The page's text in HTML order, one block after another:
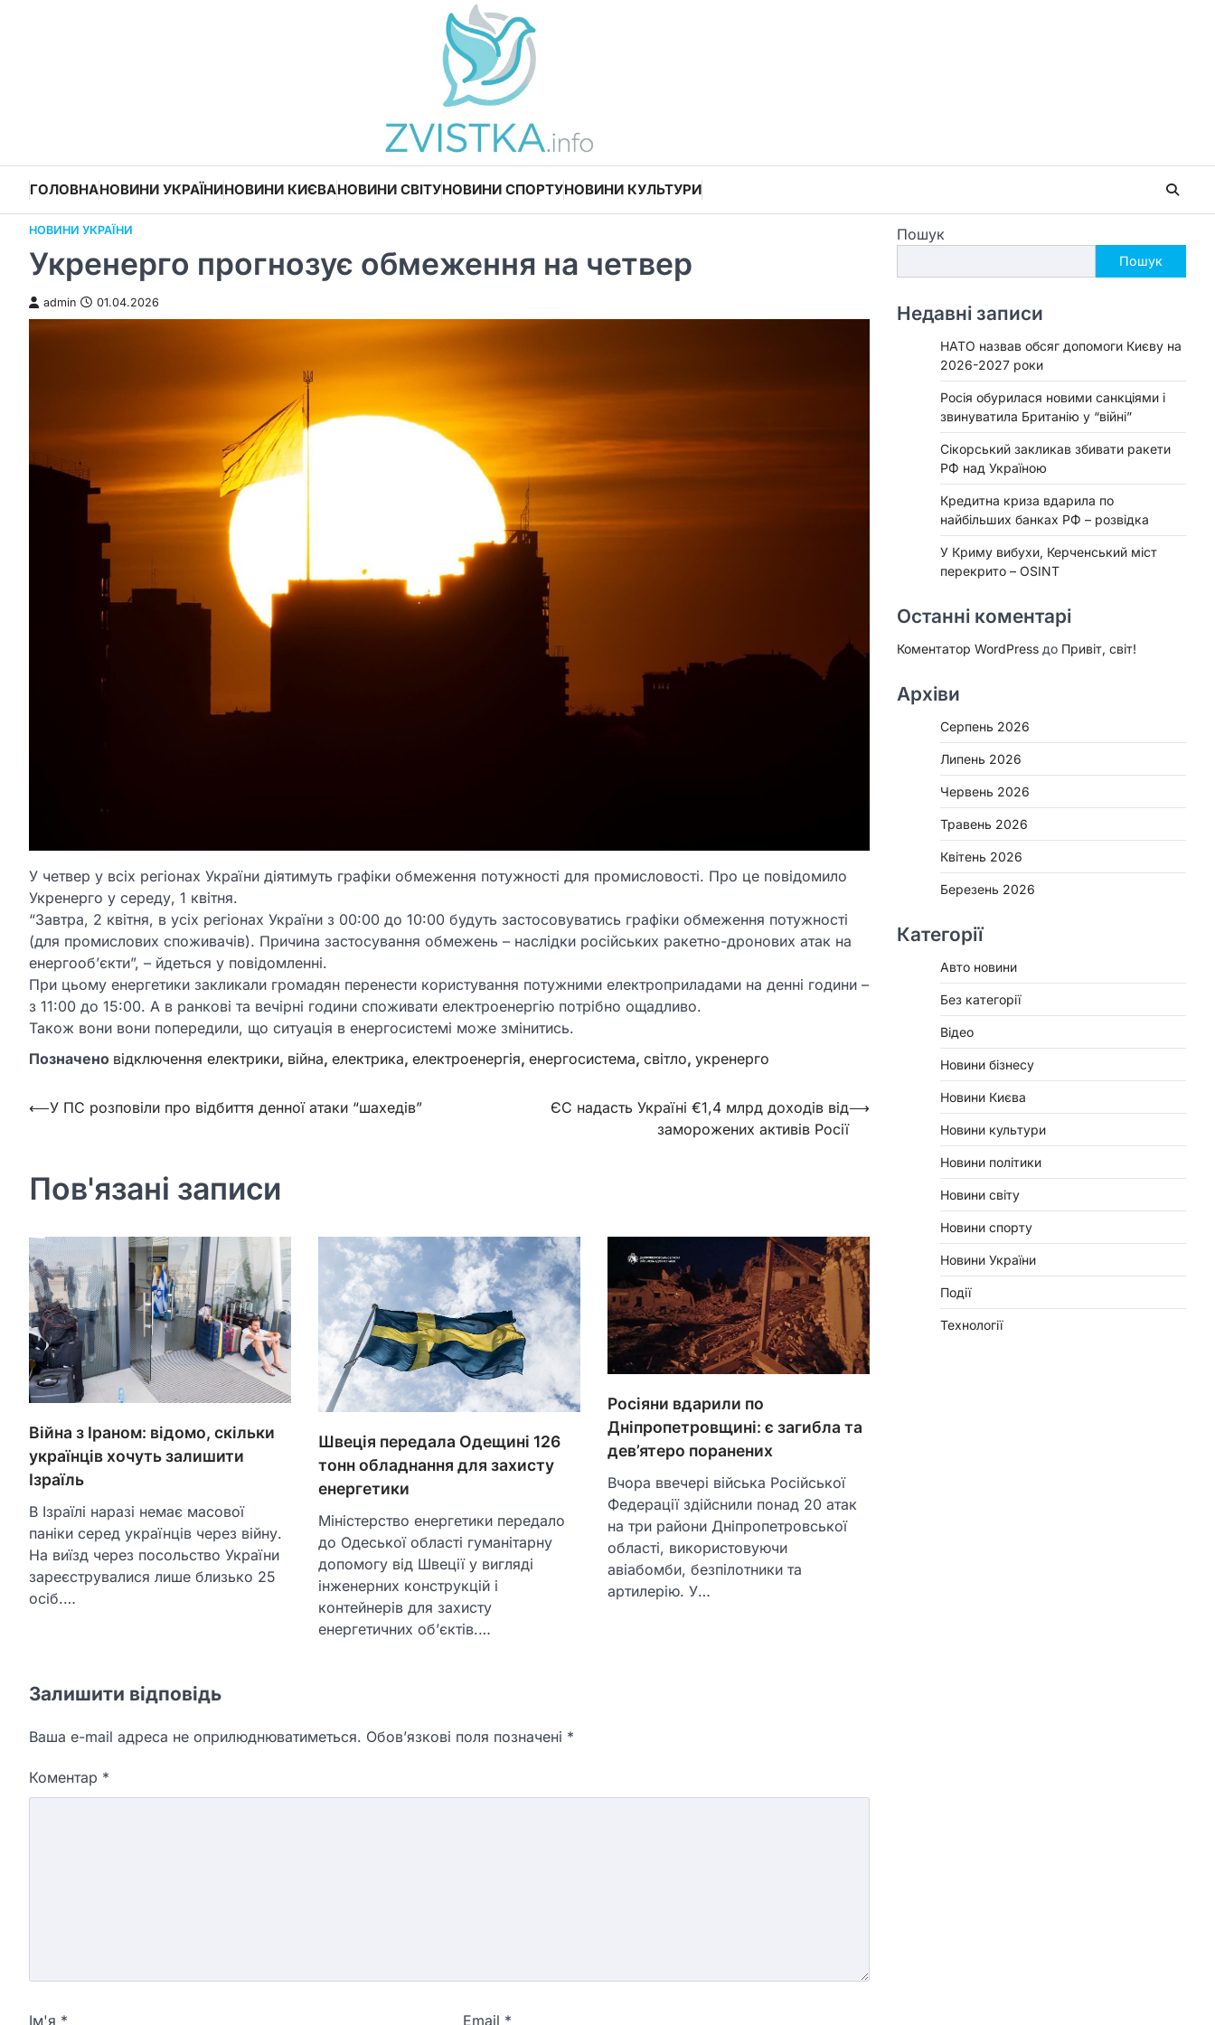
ГОЛОВНАНОВИНИ УКРАЇНИНОВИНИ КИЄВАНОВИНИ СВІТУНОВИНИ СПОРТУНОВИНИ КУЛЬТУРИ
НОВИНИ УКРАЇНИ
Укренерго прогнозує обмеження на четвер
admin 01.04.2026
У четвер у всіх регіонах України діятимуть графіки обмеження потужності для промисловості. Про це повідомило
Укренерго у середу, 1 квітня.
“Завтра, 2 квітня, в усіх регіонах України з 00:00 до 10:00 будуть застосовуватись графіки обмеження потужності
(для промислових споживачів). Причина застосування обмежень – наслідки російських ракетно-дронових атак на
енергооб’єкти”, – йдеться у повідомленні.
При цьому енергетики закликали громадян перенести користування потужними електроприладами на денні години –
з 11:00 до 15:00. А в ранкові та вечірні години споживати електроенергію потрібно ощадливо.
Також вони вони попередили, що ситуація в енергосистемі може змінитись.
Позначено відключення електрики, війна, електрика, електроенергія, енергосистема, світло, укренерго
Навігація
⟵У ПС розповіли про відбиття денної атаки “шахедів”
ЄС надасть Україні €1,4 млрд доходів від
заморожених активів Росії
⟶
Пов'язані записи
Війна з Іраном: відомо, скільки
українців хочуть залишити
Ізраїль
В Ізраїлі наразі немає масової
паніки серед українців через війну.
На виїзд через посольство України
зареєструвалися лише близько 25
осіб.…
Швеція передала Одещині 126
тонн обладнання для захисту
енергетики
Міністерство енергетики передало
до Одеської області гуманітарну
допомогу від Швеції у вигляді
інженерних конструкцій і
контейнерів для захисту
енергетичних об’єктів.…
Росіяни вдарили по
Дніпропетровщині: є загибла та
дев’ятеро поранених
Вчора ввечері війська Російської
Федерації здійснили понад 20 атак
на три райони Дніпропетровської
області, використовуючи
авіабомби, безпілотники та
артилерію. У…
Залишити відповідь
Ваша e-mail адреса не оприлюднюватиметься. Обов’язкові поля позначені *
Коментар *
Ім'я * Email *
Пошук
Пошук
Недавні записи
НАТО назвав обсяг допомоги Києву на
2026-2027 роки
Росія обурилася новими санкціями і
звинуватила Британію у “війні”
Сікорський закликав збивати ракети
РФ над Україною
Кредитна криза вдарила по
найбільших банках РФ – розвідка
У Криму вибухи, Керченський міст
перекрито – OSINT
Останні коментарі
Коментатор WordPress до Привіт, світ!
Архіви
Серпень 2026
Липень 2026
Червень 2026
Травень 2026
Квітень 2026
Березень 2026
Категорії
Авто новини
Без категорії
Відео
Новини бізнесу
Новини Києва
Новини культури
Новини політики
Новини світу
Новини спорту
Новини України
Події
Технології